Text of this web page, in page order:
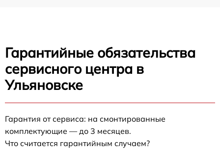
Гарантийные обязательства
сервисного центра в
Ульяновске
Гарантия от сервиса: на смонтированные
комплектующие — до 3 месяцев.
Что считается гарантийным случаем?